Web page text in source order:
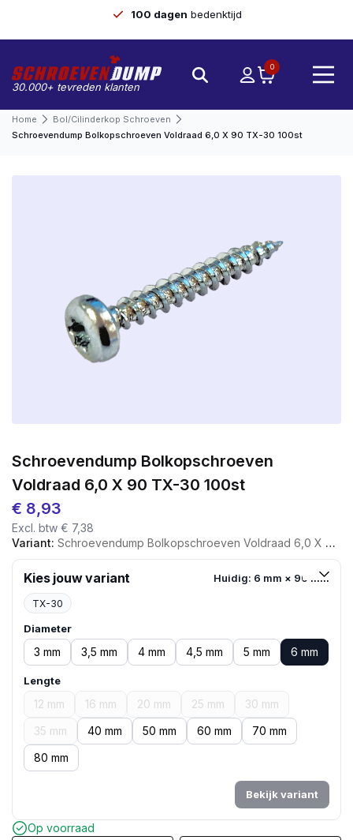
100 dagen bedenktijd
30.000+ tevreden klanten
0
Home
Bol/cilinderkop Schroeven
Schroevendump Bolkopschroeven Voldraad 6,0 X 90 TX-30 100st
Schroevendump Bolkopschroeven
Voldraad 6,0 X 90 TX-30 100st
€ 8,93
Excl. btw € 7,38
Variant: Schroevendump Bolkopschroeven Voldraad 6,0 X 90 TX-30 100st
Kies jouw variant Huidig: 6 mm × 90 mm
TX-30
Diameter
3 mm 3,5 mm 4 mm 4,5 mm 5 mm 6 mm
Lengte
12 mm 16 mm 20 mm 25 mm
30 mm
35 mm
40 mm 50 mm 60 mm
70 mm
80 mm
Bekijk variant
Op voorraad